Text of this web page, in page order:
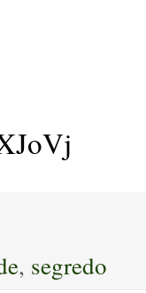
, segredo